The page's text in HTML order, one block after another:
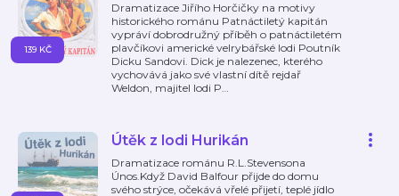
Dramatizace Jiřího Horčičky na motivy
historického románu Patnáctiletý kapitán
vypráví dobrodružný příběh o patnáctiletém
plavčíkovi americké velrybářské lodi Poutník
Dicku Sandovi. Dick je nalezenec, kterého
vychovává jako své vlastní dítě rejdař
Weldon, majitel lodi P…
139 KČ
Útěk z lodi Hurikán
Dramatizace románu R.L.Stevensona
Únos.Když David Balfour přijde do domu
svého strýce, očekává vřelé přijetí, teplé jídlo